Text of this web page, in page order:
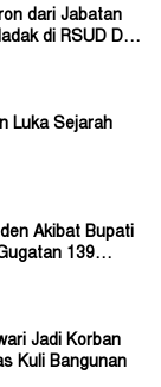
dari Jabatan
di RSUD Dok
Luka Sejarah
Akibat Bupati
139
Jadi Korban
Kuli Bangunan